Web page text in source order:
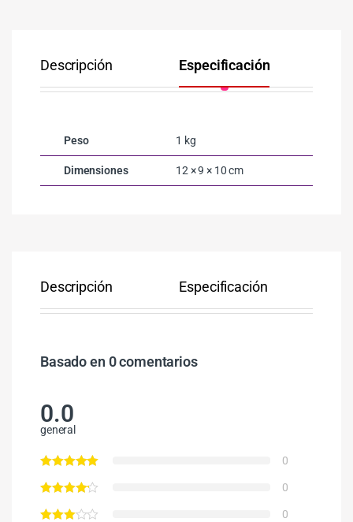
Descripción Especificación
Peso 1 kg
Dimensiones 12 × 9 × 10 cm
Descripción Especificación
Basado en 0 comentarios
0.0
general
0
0
0